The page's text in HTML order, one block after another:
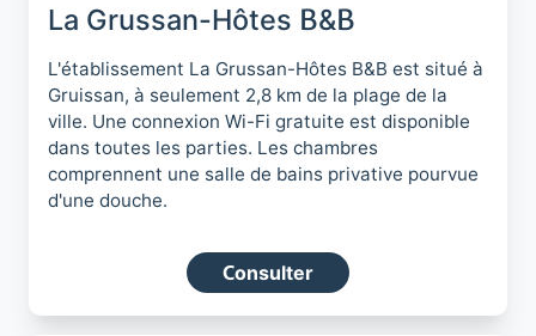
La Grussan-Hôtes B&B
L'établissement La Grussan-Hôtes B&B est situé à
Gruissan, à seulement 2,8 km de la plage de la
ville. Une connexion Wi-Fi gratuite est disponible
dans toutes les parties. Les chambres
comprennent une salle de bains privative pourvue
d'une douche.
Consulter